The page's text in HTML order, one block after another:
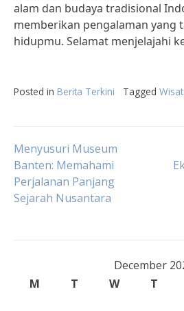
alam dan budaya tradisional
memberikan pengalaman yang
hidupmu. Selamat menjelajahi
Posted in Berita Terkini Tagged
Post
navigation
Menyusuri Museum
Banten: Memahami
Perjalanan Panjang
Sejarah Nusantara
December
M
T W T